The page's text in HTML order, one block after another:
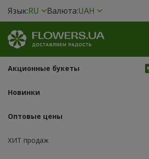
Язык:RU Валюта:UAH
Акционные букеты
Новинки
Оптовые цены
ХИТ продаж